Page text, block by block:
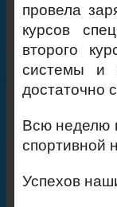
провела
курсов
второго
системы и
достаточно
Всю неделю
спортивной
Успехов